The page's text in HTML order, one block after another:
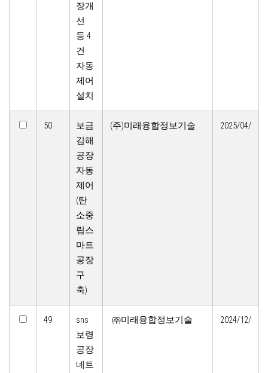
장개
선
등 4
건
자동
제어
설치
50
보금
김해
공장
자동
제어
(탄
소중
립스
마트
공장
구
축)
(주)미래융합정보기술 2025/04/
49
sns
보령
공장
네트
㈜미래융합정보기술 2024/12/